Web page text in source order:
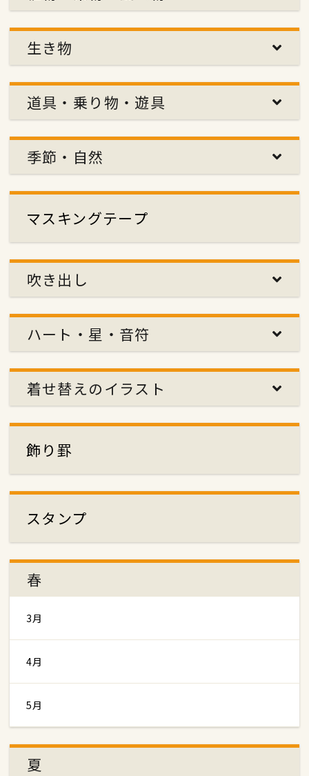
生き物
道具・乗り物・遊具
季節・自然
マスキングテープ
吹き出し
ハート・星・音符
着せ替えのイラスト
飾り罫
スタンプ
春
3月
4月
5月
夏